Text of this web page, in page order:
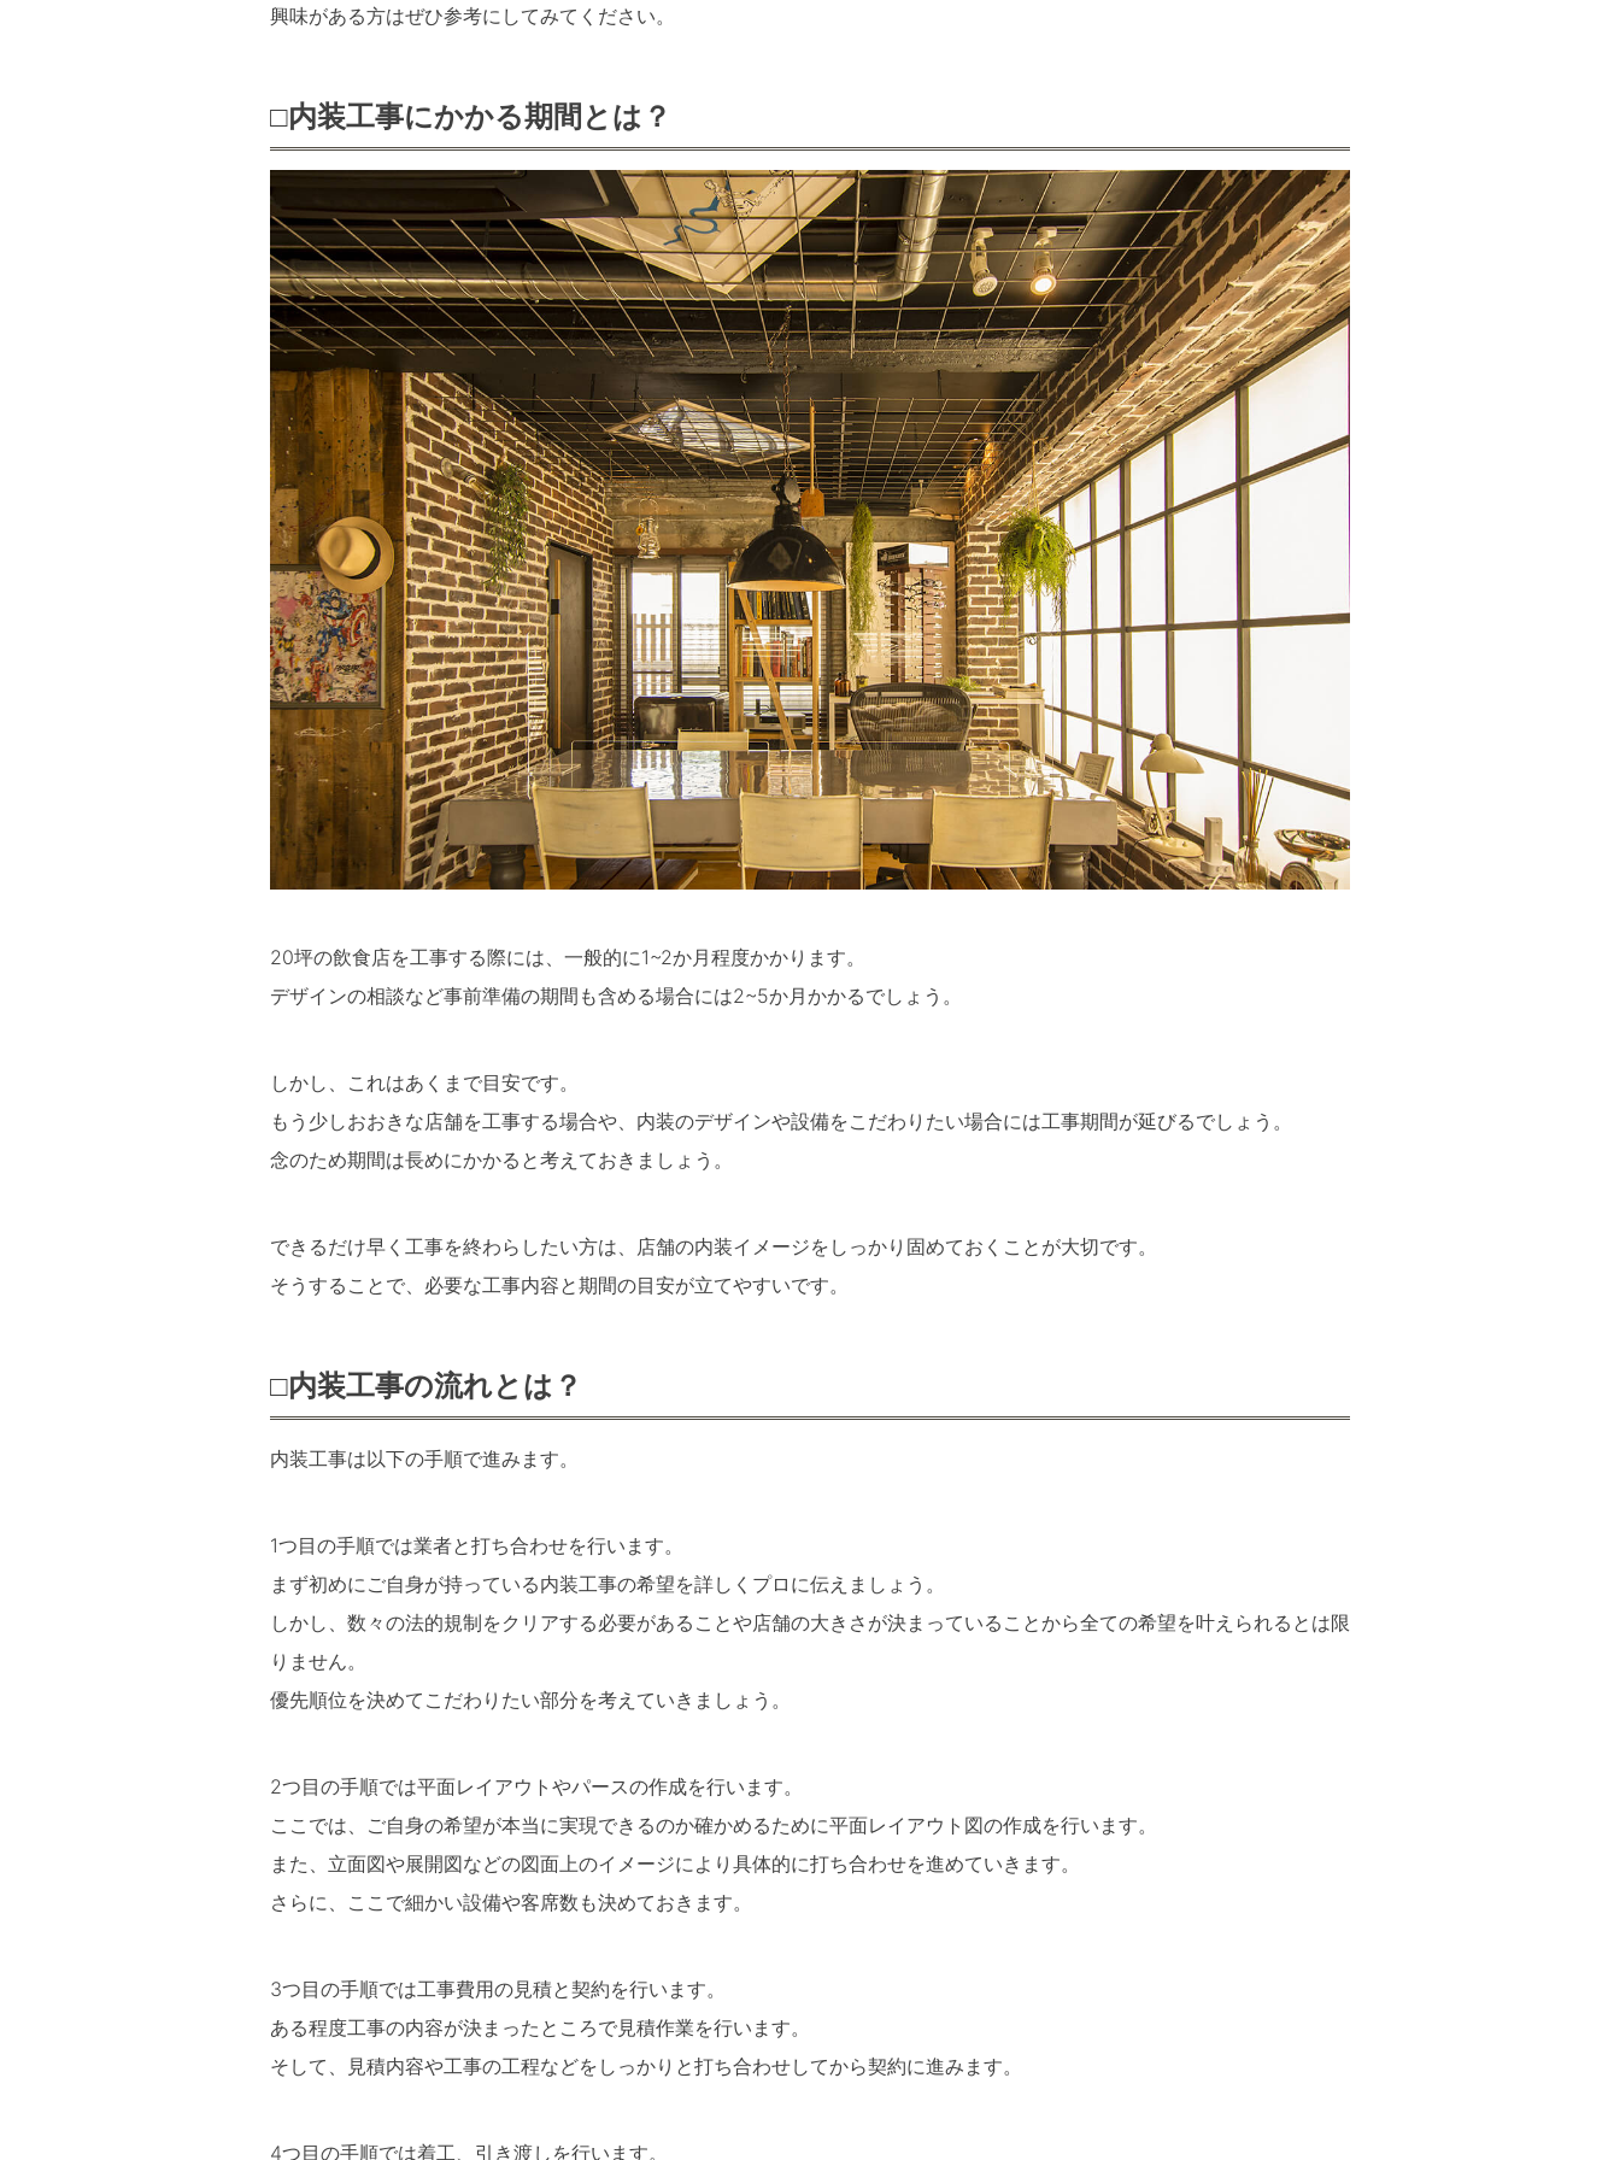
興味がある方はぜひ参考にしてみてください。
□内装工事にかかる期間とは？
20坪の飲食店を工事する際には、一般的に1~2か月程度かかります。
デザインの相談など事前準備の期間も含める場合には2~5か月かかるでしょう。
しかし、これはあくまで目安です。
もう少しおおきな店舗を工事する場合や、内装のデザインや設備をこだわりたい場合には工事期間が延びるでしょう。
念のため期間は長めにかかると考えておきましょう。
できるだけ早く工事を終わらしたい方は、店舗の内装イメージをしっかり固めておくことが大切です。
そうすることで、必要な工事内容と期間の目安が立てやすいです。
□内装工事の流れとは？
内装工事は以下の手順で進みます。
1つ目の手順では業者と打ち合わせを行います。
まず初めにご自身が持っている内装工事の希望を詳しくプロに伝えましょう。
しかし、数々の法的規制をクリアする必要があることや店舗の大きさが決まっていることから全ての希望を叶えられるとは限
りません。
優先順位を決めてこだわりたい部分を考えていきましょう。
2つ目の手順では平面レイアウトやパースの作成を行います。
ここでは、ご自身の希望が本当に実現できるのか確かめるために平面レイアウト図の作成を行います。
また、立面図や展開図などの図面上のイメージにより具体的に打ち合わせを進めていきます。
さらに、ここで細かい設備や客席数も決めておきます。
3つ目の手順では工事費用の見積と契約を行います。
ある程度工事の内容が決まったところで見積作業を行います。
そして、見積内容や工事の工程などをしっかりと打ち合わせしてから契約に進みます。
4つ目の手順では着工、引き渡しを行います。